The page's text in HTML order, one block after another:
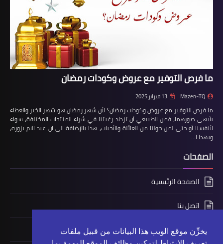
يخزِّن موقع الويب هذا البيانات من قبيل ملفات
ما فرص التوفير مع عروض وكودات رمضان
Mazen~TQ 13 فبراير 2025
ما فرص التوفير مع عروض وكودات رمضان؟ لأن شهر رمضان هو شهر الخير والعطاء
بأبهى صورهما، فمن الطبيعي أن تزداد رغبتنا في شراء المنتجات المختلفة، سواء
لأنفسنا أو حتى لمن حولنا من العائلة والأحباب، هذا بالإضافة الى ان عيد الام يزوره،
وبهذا ا…
الصفحات
الصفحة الرئيسية
اتصل بنا
سياسة الخصوصية